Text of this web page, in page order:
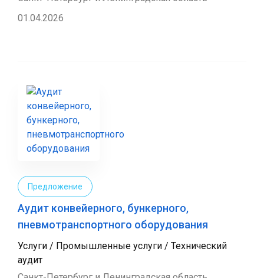
01.04.2026
Предложение
Аудит конвейерного, бункерного,
пневмотранспортного оборудования
Услуги / Промышленные услуги / Технический
аудит